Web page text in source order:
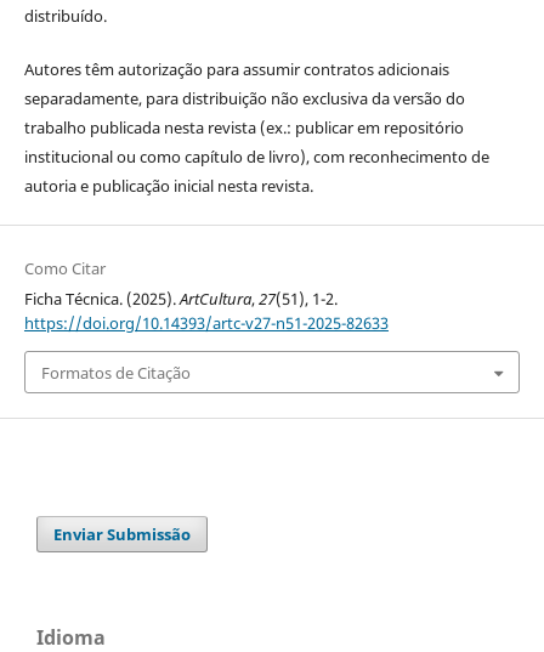
distribuído.
Autores têm autorização para assumir contratos adicionais
separadamente, para distribuição não exclusiva da versão do
trabalho publicada nesta revista (ex.: publicar em repositório
institucional ou como capítulo de livro), com reconhecimento de
autoria e publicação inicial nesta revista.
Como Citar
Ficha Técnica. (2025).ArtCultura,27(51), 1-2.
https://doi.org/10.14393/artc-v27-n51-2025-82633
Formatos de Citação
Enviar Submissão
Idioma